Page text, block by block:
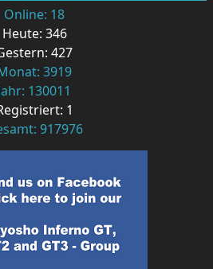
Online: 18
Heute: 346
427
3919
130011
1
917976